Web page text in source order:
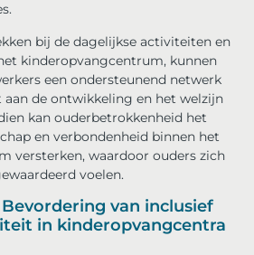
bij de dagelijkse activiteiten en
kinderopvangcentrum, kunnen
een ondersteunend netwerk
de ontwikkeling en het welzijn
kan ouderbetrokkenheid het
en verbondenheid binnen het
versterken, waardoor ouders zich
voelen.
van inclusief
in kinderopvangcentra